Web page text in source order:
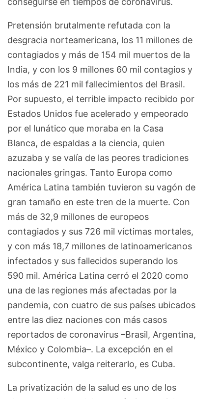
Pretensión brutalmente refutada con la
desgracia norteamericana, los 11 millones de
contagiados y más de 154 mil muertos de la
India, y con los 9 millones 60 mil contagios y
los más de 221 mil fallecimientos del Brasil.
Por supuesto, el terrible impacto recibido por
Estados Unidos fue acelerado y empeorado
por el lunático que moraba en la Casa
Blanca, de espaldas a la ciencia, quien
azuzaba y se valía de las peores tradiciones
nacionales gringas. Tanto Europa como
América Latina también tuvieron su vagón de
gran tamaño en este tren de la muerte. Con
más de 32,9 millones de europeos
contagiados y sus 726 mil víctimas mortales,
y con más 18,7 millones de latinoamericanos
infectados y sus fallecidos superando los
590 mil. América Latina cerró el 2020 como
una de las regiones más afectadas por la
pandemia, con cuatro de sus países ubicados
entre las diez naciones con más casos
reportados de coronavirus –Brasil, Argentina,
México y Colombia–. La excepción en el
subcontinente, valga reiterarlo, es Cuba.
La privatización de la salud es uno de los